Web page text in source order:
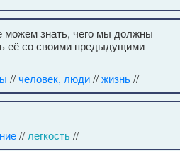
можем знать, чего мы должны
её со своими предыдущими
//человек, люди//жизнь//
// легкость//